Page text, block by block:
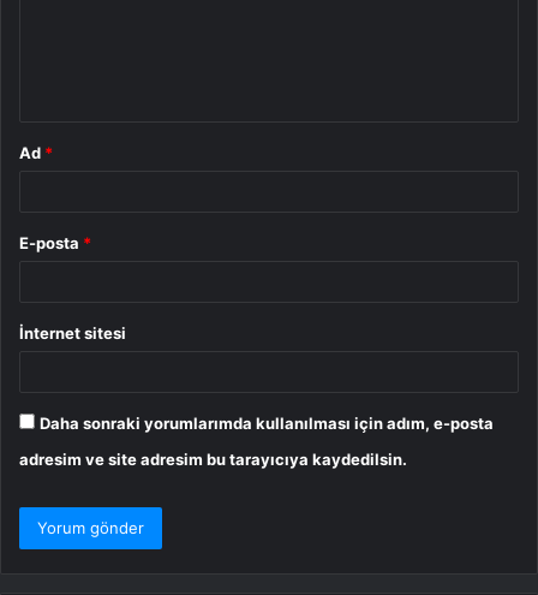
Ad *
E-posta *
İnternet sitesi
Daha sonraki yorumlarımda kullanılması için adım, e-posta
adresim ve site adresim bu tarayıcıya kaydedilsin.